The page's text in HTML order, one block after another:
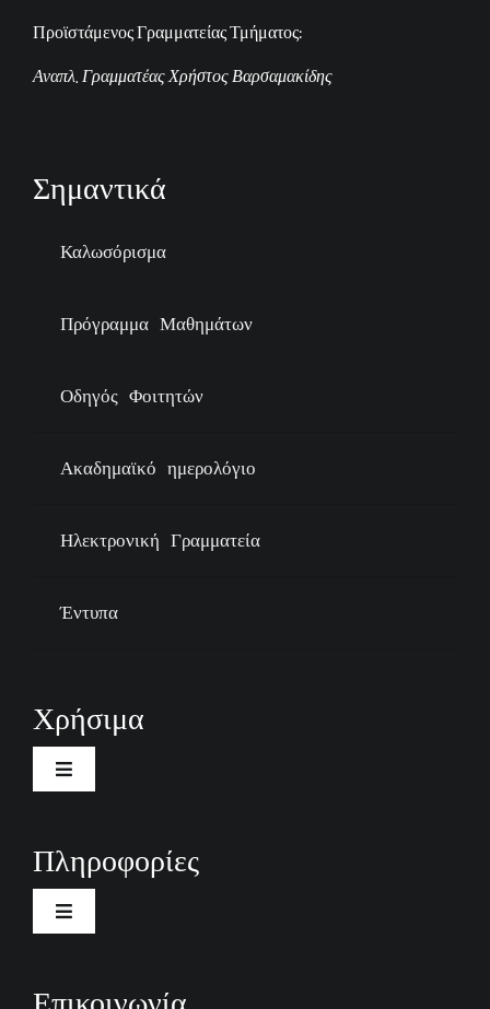
Προϊστάμενος Γραμματείας Τμήματος:
Αναπλ. Γραμματέας Χρήστος Βαρσαμακίδης
Σημαντικά
Καλωσόρισμα
Πρόγραμμα Μαθημάτων
Οδηγός Φοιτητών
Ακαδημαϊκό ημερολόγιο
Ηλεκτρονική Γραμματεία
Έντυπα
Χρήσιμα
Toggle
Πρόγραμμα Μαθημάτων
Πληροφορίες
Toggle
Επικοινωνία